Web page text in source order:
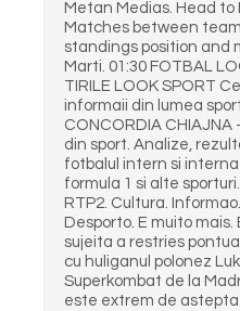
Metan Medias. Head to
Matches between
standings position and
Marti. 01:30 FOTBAL
TIRILE LOOK SPORT
informaii din lumea
CONCORDIA CHIAJNA
din sport. Analize,
fotbalul intern si
formula 1 si alte
RTP2. Cultura.
Desporto. E muito
sujeita a restries
cu huliganul polonez
Superkombat de la
este extrem de